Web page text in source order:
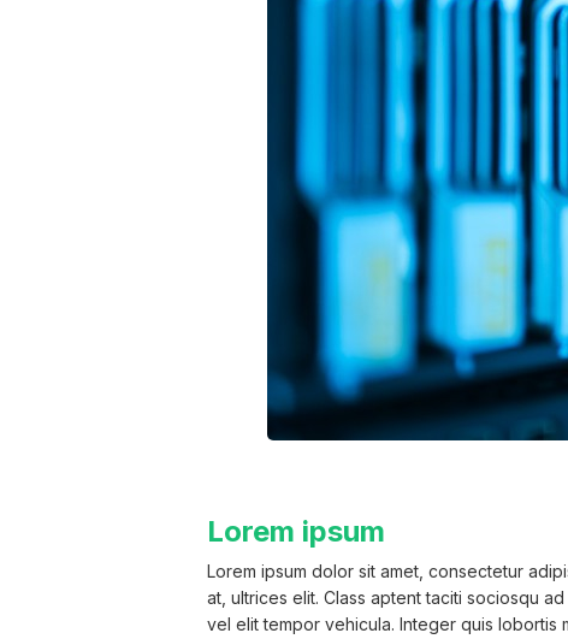
Lorem ipsum
Lorem ipsum dolor sit amet, consectetur
at, ultrices elit. Class aptent taciti sociosqu
vel elit tempor vehicula. Integer quis lobortis